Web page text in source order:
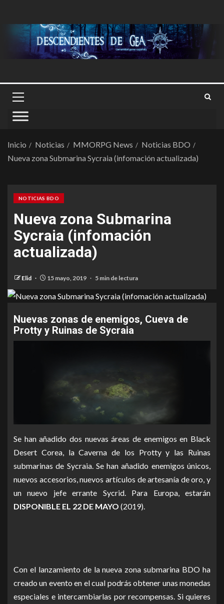
Inicio Noticias MMORPG News
Noticias BDO
Nueva zona Submarina Sycraia (infomación actualizada)
NOTICIAS BDO
Nueva zona Submarina
Sycraia (infomación
actualizada)
Elid 15 mayo, 2019 5 min de lectura
Nuevas zonas de enemigos, Cueva de
Protty y Ruinas de Sycraia
Se han añadido dos nuevas áreas de enemigos en Black
Desert Corea, la Caverna de los Protty y las Ruinas
submarinas de Sycraia. Se han añadido enemigos únicos,
nuevos accesorios, nuevos artículos de artesanía de oro, y
un nuevo jefe errante Sycrid. Para Europa, estarán
DISPONIBLE EL 22 DE MAYO (2019).
Con el lanzamiento de la nueva zona submarina BDO ha
creado un evento en el cual podrás obtener unas monedas
especiales e intercambiarlas por recompensas. Si quieres